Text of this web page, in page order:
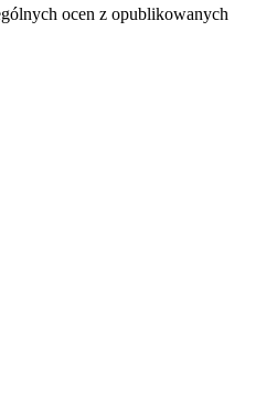
ocen z opublikowanych